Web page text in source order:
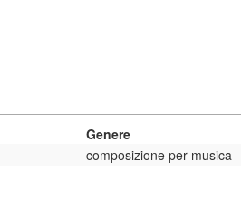
Genere
composizione per musica